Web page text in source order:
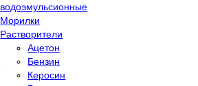
водоэмульсионные
Морилки
Растворители
Ацетон
Бензин
Керосин